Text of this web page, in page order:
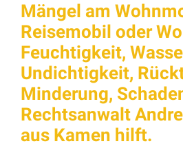
Mängel am
Reisemobil oder
Feuchtigkeit,
Undichtigkeit,
Minderung,
Rechtsanwalt
aus Kamen hilft.